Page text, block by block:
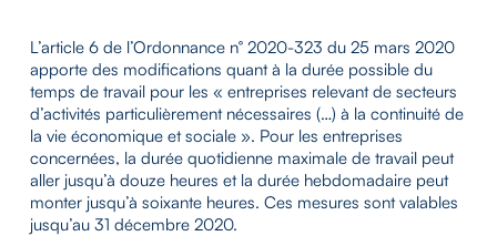
L’article 6 de l’Ordonnance n° 2020-323 du 25 mars 2020
apporte des modifications quant à la durée possible du
temps de travail pour les « entreprises relevant de secteurs
d’activités particulièrement nécessaires (…) à la continuité de
la vie économique et sociale ». Pour les entreprises
concernées, la durée quotidienne maximale de travail peut
aller jusqu’à douze heures et la durée hebdomadaire peut
monter jusqu’à soixante heures. Ces mesures sont valables
jusqu’au 31 décembre 2020.